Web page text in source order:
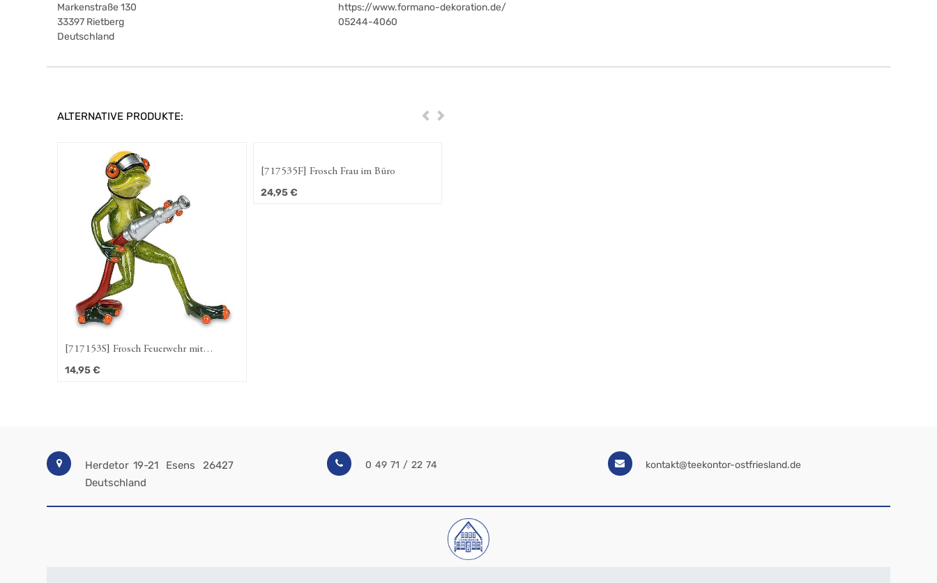
Markenstraße 130
33397 Rietberg
Deutschland
https://www.formano-dekoration.de/
05244-4060
ALTERNATIVE PRODUKTE: ZurückWeiter
[717153S] Frosch Feuerwehr mit
Schlauch
14,95€
[717535F] Frosch Frau im Büro
24,95€
Herdetor 19-21 Esens
26427
Deutschland
0 49 71 / 22 74 kontakt@teekontor-ostfriesland.de